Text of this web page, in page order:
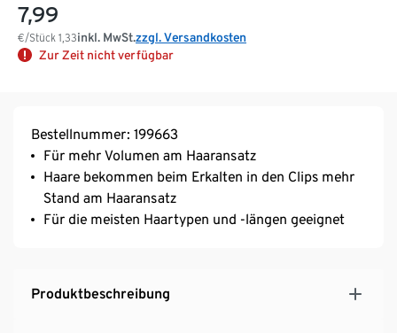
7,99
€/Stück 1,33inkl. MwSt.zzgl. Versandkosten
Zur Zeit nicht verfügbar
Bestellnummer: 199663
Für mehr Volumen am Haaransatz
Haare bekommen beim Erkalten in den Clips mehr
Stand am Haaransatz
Für die meisten Haartypen und -längen geeignet
Produktbeschreibung